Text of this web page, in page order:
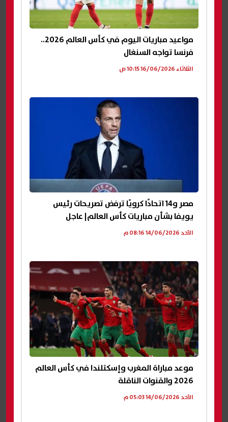
مواعيد مباريات اليوم في كأس العالم 2026..
فرنسا تواجه السنغال
الثلاثاء 16/06/2026 10:15 ص
مصر و14 اتحادًا كرويًا ترفض تصريحات رئيس
يويفا بشأن مباريات كأس العالم| عاجل
الأحد 14/06/2026 08:16 م
موعد مباراة المغرب وإسكتلندا في كأس العالم
2026 والقنوات الناقلة
الأحد 14/06/2026 05:03 م